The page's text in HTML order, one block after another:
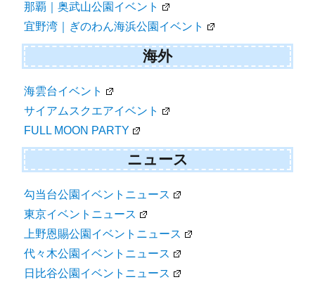
那覇｜奥武山公園イベント
宜野湾｜ぎのわん海浜公園イベント
海外
海雲台イベント
サイアムスクエアイベント
FULL MOON PARTY
ニュース
勾当台公園イベントニュース
東京イベントニュース
上野恩賜公園イベントニュース
代々木公園イベントニュース
日比谷公園イベントニュース